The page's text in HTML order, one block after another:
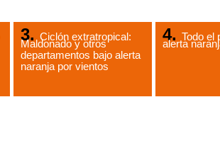
Ciclón extratropical:
Maldonado y otros
departamentos bajo alerta
naranja por vientos
Todo el
alerta